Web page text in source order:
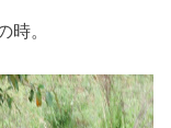
時。